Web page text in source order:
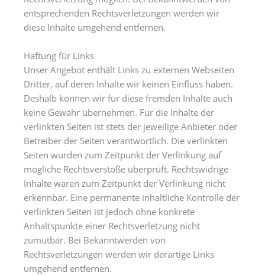
entsprechenden Rechtsverletzungen werden wir
diese Inhalte umgehend entfernen.
Haftung für Links
Unser Angebot enthält Links zu externen Webseiten
Dritter, auf deren Inhalte wir keinen Einfluss haben.
Deshalb können wir für diese fremden Inhalte auch
keine Gewähr übernehmen. Für die Inhalte der
verlinkten Seiten ist stets der jeweilige Anbieter oder
Betreiber der Seiten verantwortlich. Die verlinkten
Seiten wurden zum Zeitpunkt der Verlinkung auf
mögliche Rechtsverstöße überprüft. Rechtswidrige
Inhalte waren zum Zeitpunkt der Verlinkung nicht
erkennbar. Eine permanente inhaltliche Kontrolle der
verlinkten Seiten ist jedoch ohne konkrete
Anhaltspunkte einer Rechtsverletzung nicht
zumutbar. Bei Bekanntwerden von
Rechtsverletzungen werden wir derartige Links
umgehend entfernen.